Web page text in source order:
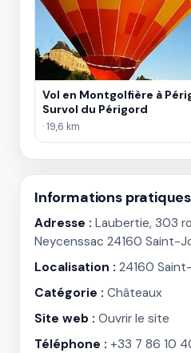
Vol en Montgolfière à
Survol du Périgord
· 19,6 km
Informations pratiques
Adresse : Laubertie, 303
Neycenssac 24160 Saint-
Localisation : 24160
Catégorie : Châteaux
Site web : Ouvrir le site
Téléphone : +33 7 86 10